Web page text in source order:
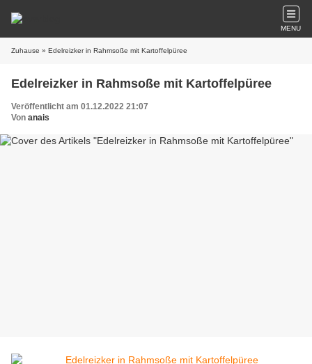
MENU
Zuhause » Edelreizker in Rahmsoße mit Kartoffelpüree
Edelreizker in Rahmsoße mit Kartoffelpüree
Veröffentlicht am 01.12.2022 21:07
Von anais